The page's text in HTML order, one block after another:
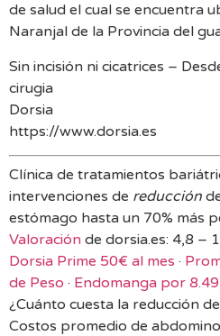
de salud el cual se encuentra
Naranjal de la Provincia del
Sin incisión ni cicatrices –
cirugia
Dorsia
https://www.dorsia.es
Clínica de tratamientos
intervenciones de reducción
estómago hasta un 70% más
Valoración de dorsia.es: 4,8 –
Dorsia Prime 50€ al mes · ‎
de Peso · ‎ Endomanga por
¿Cuánto cuesta la reducción
Costos promedio de